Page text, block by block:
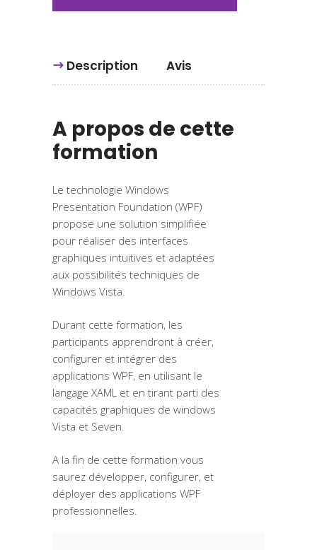
Description Avis
A propos de cette
formation
Le technologie Windows
Presentation Foundation (WPF)
propose une solution simplifiée
pour réaliser des interfaces
graphiques intuitives et adaptées
aux possibilités techniques de
Windows Vista.
Durant cette formation, les
participants apprendront à créer,
configurer et intégrer des
applications WPF, en utilisant le
langage XAML et en tirant parti des
capacités graphiques de windows
Vista et Seven.
A la fin de cette formation vous
saurez développer, configurer, et
déployer des applications WPF
professionnelles.